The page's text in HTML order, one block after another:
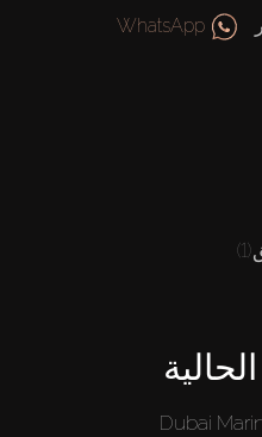
WhatsApp
(1)